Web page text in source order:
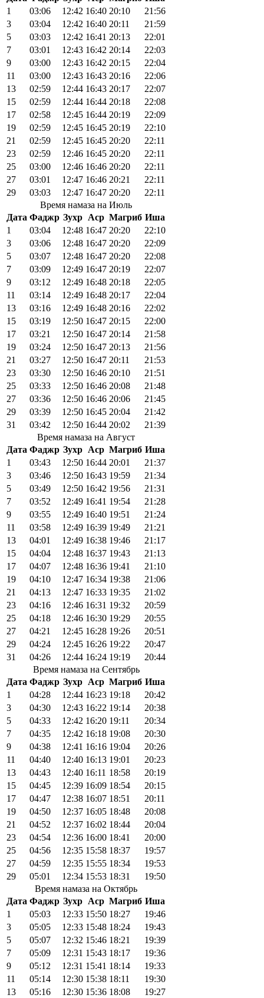
1
03:06 12:42 16:40 20:10
21:56
3
03:04 12:42 16:40 20:11
21:59
5
03:03 12:42 16:41 20:13
22:01
7
03:01 12:43 16:42 20:14
22:03
9
03:00 12:43 16:42 20:15
22:04
11
03:00 12:43 16:43 20:16
22:06
13
02:59 12:44 16:43 20:17
22:07
15
02:59 12:44 16:44 20:18
22:08
17
02:58 12:45 16:44 20:19
22:09
19
02:59 12:45 16:45 20:19
22:10
21
02:59 12:45 16:45 20:20
22:11
23
02:59 12:46 16:45 20:20
22:11
25
03:00 12:46 16:46 20:20
22:11
27
03:01 12:47 16:46 20:21
22:11
29
03:03 12:47 16:47 20:20
22:11
Время намаза на Июль
Дата Фаджр Зухр Аср Магриб Иша
1
03:04 12:48 16:47 20:20
22:10
3
03:06 12:48 16:47 20:20
22:09
5
03:07 12:48 16:47 20:20
22:08
7
03:09 12:49 16:47 20:19
22:07
9
03:12 12:49 16:48 20:18
22:05
11
03:14 12:49 16:48 20:17
22:04
13
03:16 12:49 16:48 20:16
22:02
15
03:19 12:50 16:47 20:15
22:00
17
03:21 12:50 16:47 20:14
21:58
19
03:24 12:50 16:47 20:13
21:56
21
03:27 12:50 16:47 20:11
21:53
23
03:30 12:50 16:46 20:10
21:51
25
03:33 12:50 16:46 20:08
21:48
27
03:36 12:50 16:46 20:06
21:45
29
03:39 12:50 16:45 20:04
21:42
31
03:42 12:50 16:44 20:02
21:39
Время намаза на Август
Дата Фаджр Зухр Аср Магриб Иша
1
03:43 12:50 16:44 20:01
21:37
3
03:46 12:50 16:43 19:59
21:34
5
03:49 12:50 16:42 19:56
21:31
7
03:52 12:49 16:41 19:54
21:28
9
03:55 12:49 16:40 19:51
21:24
11
03:58 12:49 16:39 19:49
21:21
13
04:01 12:49 16:38 19:46
21:17
15
04:04 12:48 16:37 19:43
21:13
17
04:07 12:48 16:36 19:41
21:10
19
04:10 12:47 16:34 19:38
21:06
21
04:13 12:47 16:33 19:35
21:02
23
04:16 12:46 16:31 19:32
20:59
25
04:18 12:46 16:30 19:29
20:55
27
04:21 12:45 16:28 19:26
20:51
29
04:24 12:45 16:26 19:22
20:47
31
04:26 12:44 16:24 19:19
20:44
Время намаза на Сентябрь
Дата Фаджр Зухр Аср Магриб Иша
1
04:28 12:44 16:23 19:18
20:42
3
04:30 12:43 16:22 19:14
20:38
5
04:33 12:42 16:20 19:11
20:34
7
04:35 12:42 16:18 19:08
20:30
9
04:38 12:41 16:16 19:04
20:26
11
04:40 12:40 16:13 19:01
20:23
13
04:43 12:40 16:11 18:58
20:19
15
04:45 12:39 16:09 18:54
20:15
17
04:47 12:38 16:07 18:51
20:11
19
04:50 12:37 16:05 18:48
20:08
21
04:52 12:37 16:02 18:44
20:04
23
04:54 12:36 16:00 18:41
20:00
25
04:56 12:35 15:58 18:37
19:57
27
04:59 12:35 15:55 18:34
19:53
29
05:01 12:34 15:53 18:31
19:50
Время намаза на Октябрь
Дата Фаджр Зухр Аср Магриб Иша
1
05:03 12:33 15:50 18:27
19:46
3
05:05 12:33 15:48 18:24
19:43
5
05:07 12:32 15:46 18:21
19:39
7
05:09 12:31 15:43 18:17
19:36
9
05:12 12:31 15:41 18:14
19:33
11
05:14 12:30 15:38 18:11
19:30
13
05:16 12:30 15:36 18:08
19:27